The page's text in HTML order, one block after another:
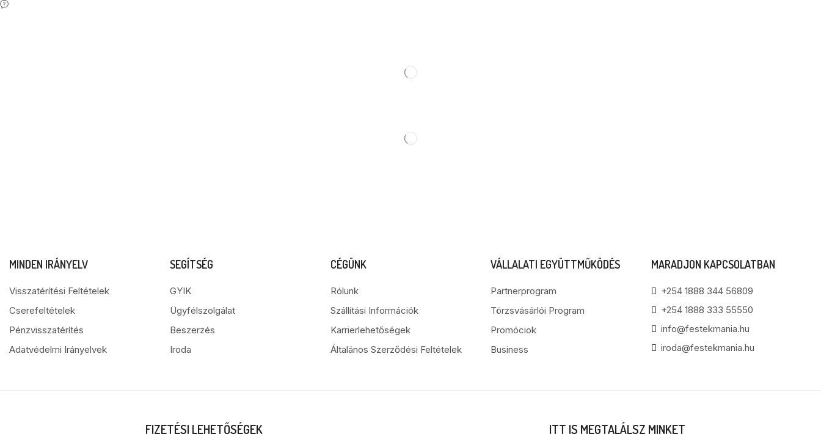
MINDEN IRÁNYELV
Visszatérítési Feltételek
Cserefeltételek
Pénzvisszatérítés
Adatvédelmi Irányelvek
SEGÍTSÉG
GYIK
Ügyfélszolgálat
Beszerzés
Iroda
CÉGÜNK
Rólunk
Szállítási Információk
Karrierlehetőségek
Általános Szerződési Feltételek
VÁLLALATI EGYÜTTMŰKÖDÉS
Partnerprogram
Törzsvásárlói Program
Promóciok
Business
MARADJON KAPCSOLATBAN
+254 1888 344 56809
+254 1888 333 55550
info@festekmania.hu
iroda@festekmania.hu
FIZETÉSI LEHETŐSÉGEK ITT IS MEGTALÁLSZ MINKET